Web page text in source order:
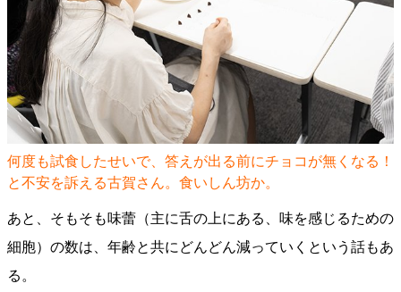
何度も試食したせいで、答えが出る前にチョコが無くなる！
と不安を訴える古賀さん。食いしん坊か。
あと、そもそも味蕾（主に舌の上にある、味を感じるための
細胞）の数は、年齢と共にどんどん減っていくという話もあ
る。